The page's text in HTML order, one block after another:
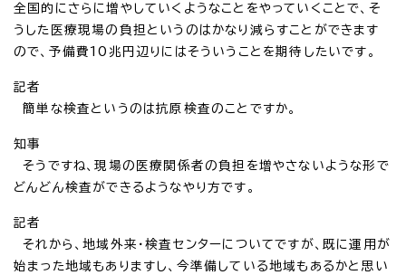
全国的にさらに増やしていくようなことをやっていくことで、そ
うした医療現場の負担というのはかなり減らすことができます
ので、予備費10兆円辺りにはそういうことを期待したいです。
記者
簡単な検査というのは抗原検査のことですか。
知事
そうですね、現場の医療関係者の負担を増やさないような形で
どんどん検査ができるようなやり方です。
記者
それから、地域外来・検査センターについてですが、既に運用が
始まった地域もありますし、今準備している地域もあるかと思い